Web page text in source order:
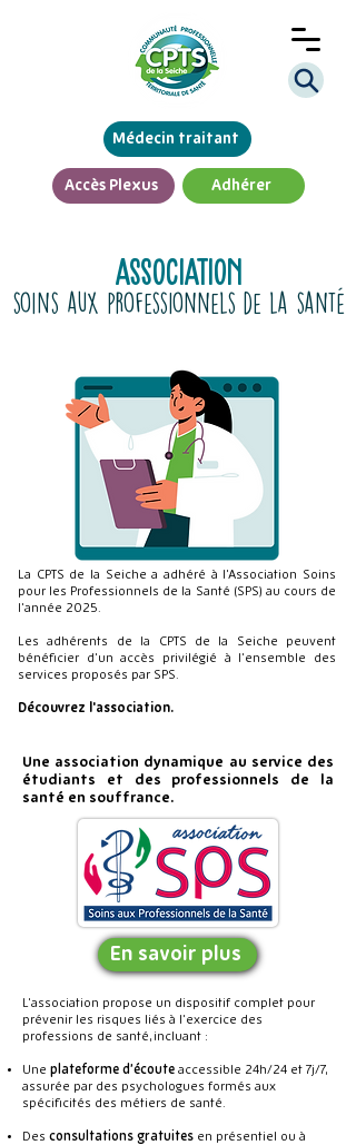
Adhérer
Accès Plexus
Médecin traitant
association
soins aux professionnels de la santé
La CPTS de la Seiche a adhéré à l’Association Soins
pour les Professionnels de la Santé (SPS) au cours de
l’année 2025.
Les adhérents de la CPTS de la Seiche peuvent
bénéficier d’un accès privilégié à l’ensemble des
services proposés par SPS.
Découvrez l'association.
Une association dynamique au service des
étudiants et des professionnels de la
santé en souffrance.
En savoir plus
L’association propose un dispositif complet pour
prévenir les risques liés à l’exercice des
professions de santé, incluant :
Une plateforme d’écoute accessible 24h/24 et 7j/7,
assurée par des psychologues formés aux
spécificités des métiers de santé.
Des consultations gratuites en présentiel ou à